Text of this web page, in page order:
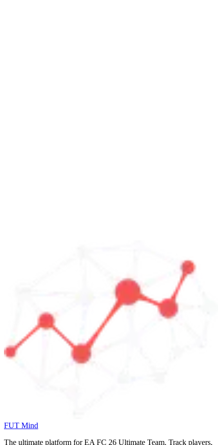
FUT Mind
The ultimate platform for EA FC 26 Ultimate Team. Track players,